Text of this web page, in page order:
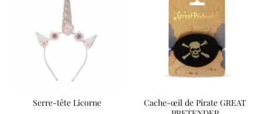
Serre-tête Licorne
Cache-œil de Pirate GREAT